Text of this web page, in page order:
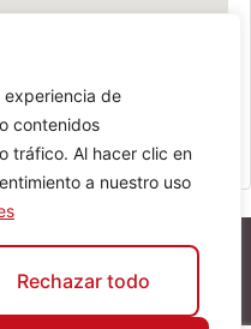
experiencia de
contenidos
tráfico. Al hacer clic en
a nuestro uso
Rechazar todo